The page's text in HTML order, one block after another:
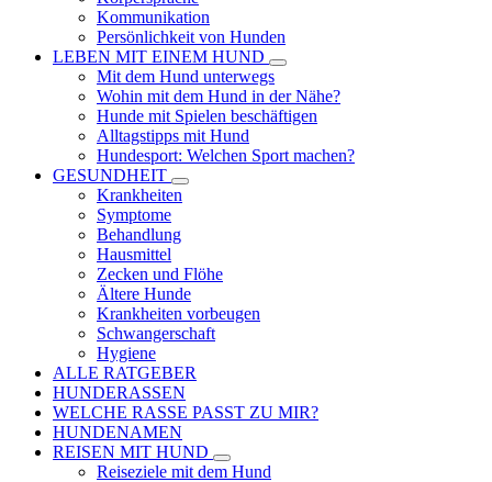
Kommunikation
Persönlichkeit von Hunden
LEBEN MIT EINEM HUND
Mit dem Hund unterwegs
Wohin mit dem Hund in der Nähe?
Hunde mit Spielen beschäftigen
Alltagstipps mit Hund
Hundesport: Welchen Sport machen?
GESUNDHEIT
Krankheiten
Symptome
Behandlung
Hausmittel
Zecken und Flöhe
Ältere Hunde
Krankheiten vorbeugen
Schwangerschaft
Hygiene
ALLE RATGEBER
HUNDERASSEN
WELCHE RASSE PASST ZU MIR?
HUNDENAMEN
REISEN MIT HUND
Reiseziele mit dem Hund